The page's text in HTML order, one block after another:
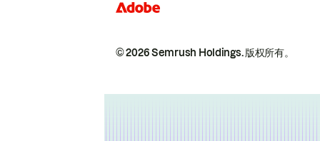
© 2026 Semrush Holdings.版权所有。